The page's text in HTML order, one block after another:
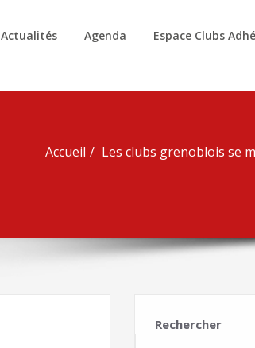
Actualités Agenda Espace Clubs
Accueil Les clubs grenoblois se
Rechercher